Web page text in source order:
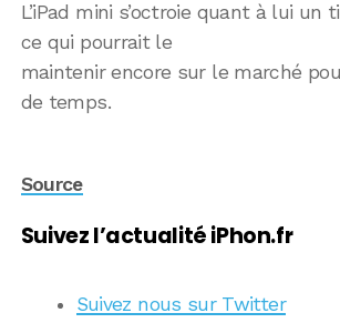
L’iPad mini s’octroie quant à lui un
ce qui pourrait le
maintenir encore sur le marché
de temps.
Source
Suivez l’actualité iPhon.fr
Suivez nous sur Twitter